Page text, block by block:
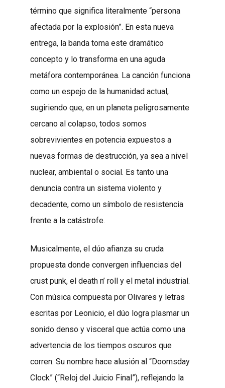
término que significa literalmente “persona
afectada por la explosión”. En esta nueva
entrega, la banda toma este dramático
concepto y lo transforma en una aguda
metáfora contemporánea. La canción funciona
como un espejo de la humanidad actual,
sugiriendo que, en un planeta peligrosamente
cercano al colapso, todos somos
sobrevivientes en potencia expuestos a
nuevas formas de destrucción, ya sea a nivel
nuclear, ambiental o social. Es tanto una
denuncia contra un sistema violento y
decadente, como un símbolo de resistencia
frente a la catástrofe.
Musicalmente, el dúo afianza su cruda
propuesta donde convergen influencias del
crust punk, el death n’ roll y el metal industrial.
Con música compuesta por Olivares y letras
escritas por Leonicio, el dúo logra plasmar un
sonido denso y visceral que actúa como una
advertencia de los tiempos oscuros que
corren. Su nombre hace alusión al “Doomsday
Clock” (“Reloj del Juicio Final”), reflejando la